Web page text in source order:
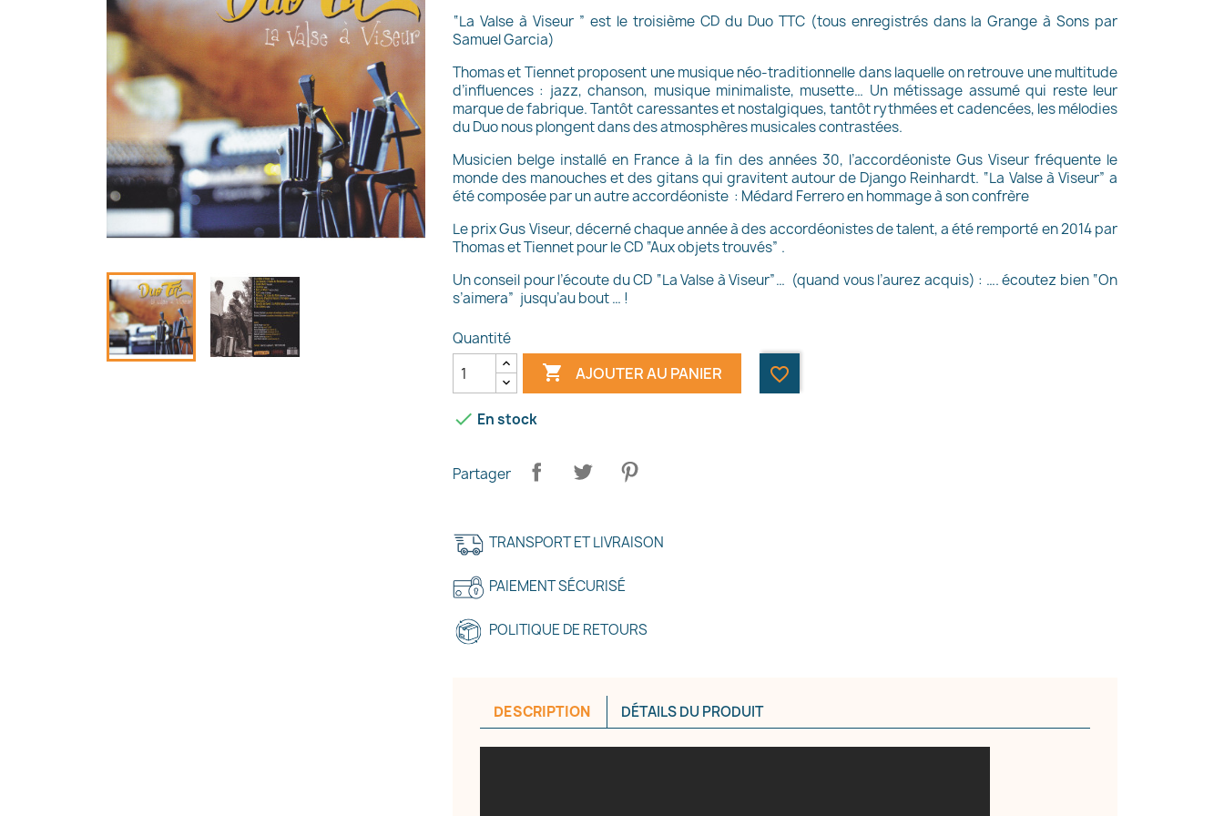
“La Valse à Viseur ” est le troisième CD du Duo TTC (tous enregistrés dans la Grange à Sons par
Samuel Garcia)
Thomas et Tiennet proposent une musique néo-traditionnelle dans laquelle on retrouve une multitude
d’influences : jazz, chanson, musique minimaliste, musette… Un métissage assumé qui reste leur
marque de fabrique. Tantôt caressantes et nostalgiques, tantôt rythmées et cadencées, les mélodies
du Duo nous plongent dans des atmosphères musicales contrastées.
Musicien belge installé en France à la fin des années 30, l’accordéoniste Gus Viseur fréquente le
monde des manouches et des gitans qui gravitent autour de Django Reinhardt. “La Valse à Viseur” a
été composée par un autre accordéoniste : Médard Ferrero en hommage à son confrère
Le prix Gus Viseur, décerné chaque année à des accordéonistes de talent, a été remporté en 2014 par
Thomas et Tiennet pour le CD “Aux objets trouvés” .
Un conseil pour l’écoute du CD “La Valse à Viseur”… (quand vous l’aurez acquis) : …. écoutez bien “On
s’aimera” jusqu’au bout … !
Quantité
 AJOUTER AU PANIER favorite_border
 En stock
Partager
TRANSPORT ET LIVRAISON
PAIEMENT SÉCURISÉ
POLITIQUE DE RETOURS
DESCRIPTION DÉTAILS DU PRODUIT